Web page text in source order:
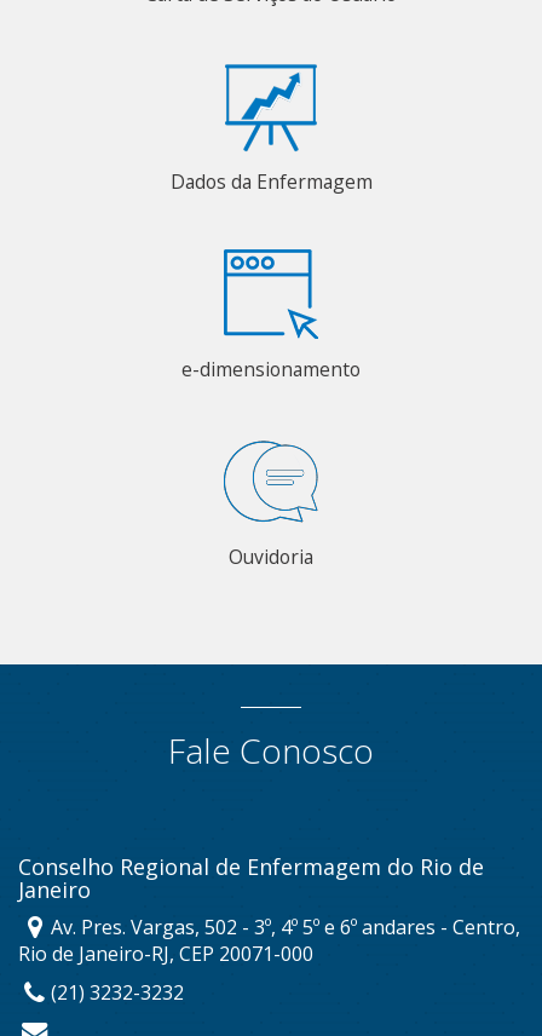
Dados da Enfermagem
e-dimensionamento
Ouvidoria
Fale Conosco
Conselho Regional de Enfermagem do Rio de
Janeiro
Av. Pres. Vargas, 502 - 3º, 4º 5º e 6º andares - Centro,
Rio de Janeiro-RJ, CEP 20071-000
(21) 3232-3232